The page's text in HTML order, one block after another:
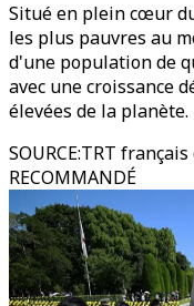
Situé en plein cœur
les plus pauvres au
d'une population de
avec une croissance
élevées de la planète.
SOURCE:TRT français
RECOMMANDÉ